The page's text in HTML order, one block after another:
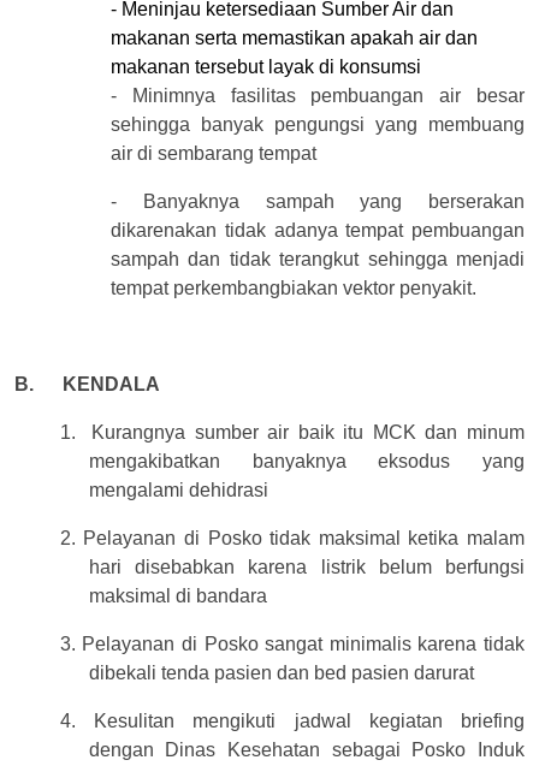
- Meninjau ketersediaan Sumber Air dan
makanan serta memastikan apakah air dan
makanan tersebut layak di konsumsi
- Minimnya fasilitas pembuangan air besar
sehingga banyak pengungsi yang membuang
air di sembarang tempat
- Banyaknya sampah yang berserakan
dikarenakan tidak adanya tempat pembuangan
sampah dan tidak terangkut sehingga menjadi
tempat perkembangbiakan vektor penyakit.
B. KENDALA
1.
Kurangnya sumber air baik itu MCK dan minum
mengakibatkan banyaknya eksodus yang
mengalami dehidrasi
2. Pelayanan di Posko tidak maksimal ketika malam
hari disebabkan karena listrik belum berfungsi
maksimal di bandara
3. Pelayanan di Posko sangat minimalis karena tidak
dibekali tenda pasien dan bed pasien darurat
4. Kesulitan mengikuti jadwal kegiatan briefing
dengan Dinas Kesehatan sebagai Posko Induk